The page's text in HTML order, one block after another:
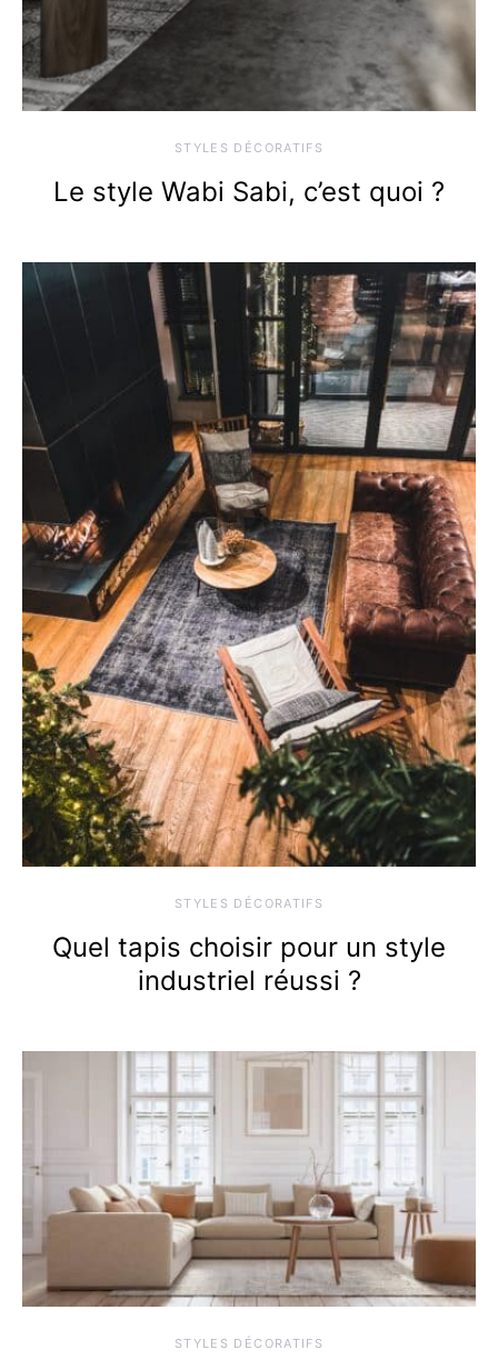
STYLES DÉCORATIFS
Le style Wabi Sabi, c’est quoi ?
STYLES DÉCORATIFS
Quel tapis choisir pour un style
industriel réussi ?
STYLES DÉCORATIFS